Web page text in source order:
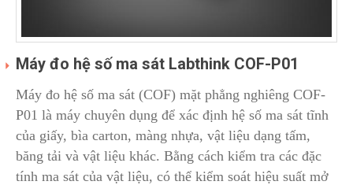
Máy đo hệ số ma sát Labthink COF-P01
Máy đo hệ số ma sát (COF) mặt phẳng nghiêng COF-
P01 là máy chuyên dụng để xác định hệ số ma sát tĩnh
của giấy, bìa carton, màng nhựa, vật liệu dạng tấm,
băng tải và vật liệu khác. Bằng cách kiểm tra các đặc
tính ma sát của vật liệu, có thể kiểm soát hiệu suất mở